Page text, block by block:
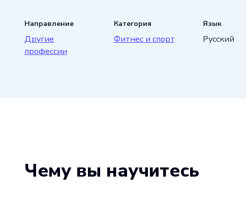
Направление
Другие
профессии
Категория
Фитнес и спорт
Язык
Русский
Чему вы научитесь